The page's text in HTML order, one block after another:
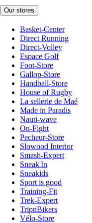
Our stores
Basket-Center
Direct Running
Direct-Volley
Espace Golf
Foot-Store
Gallop-Store
Handball-Store
House of Rugby
La sellerie de Maé
Made in Paradis
Nauti-wave
On-Fight
Pecheur-Store
Slowood Interior
Smash-Expert
Sneak'In
Sneakids
Sport is good
Training-Fit
Trek-Expert
TripnBikers
Vélo-Store